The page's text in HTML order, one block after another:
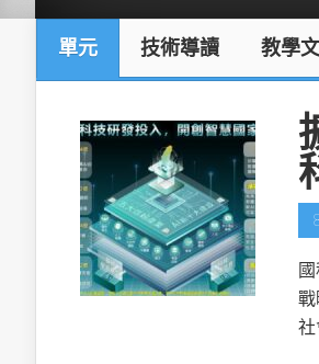
單元 技術導讀 教學文
社